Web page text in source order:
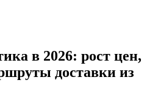
в 2026: рост цен,
доставки из